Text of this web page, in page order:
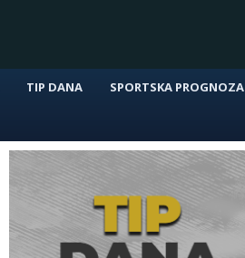
TIP DANA SPORTSKA PROGNOZA